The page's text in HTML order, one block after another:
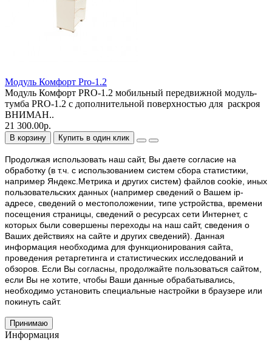
Модуль Комфорт Pro-1.2
Модуль Комфорт PRO-1.2 мобильный передвижной модуль-
тумба PRO-1.2 с дополнительной поверхностью для раскроя
ВНИМАН..
21 300.00р.
В корзину Купить в один клик
Продолжая использовать наш cайт, Вы даете согласие на
обработку (в т.ч. с использованием систем сбора статистики,
например Яндекс.Метрика и других систем) файлов cookie, иных
пользовательских данных (например сведений о Вашем ip-
адресе, сведений о местоположении, типе устройства, времени
посещения страницы, сведений о ресурсах сети Интернет, с
которых были совершены переходы на наш сайт, сведения о
Ваших действиях на сайте и других сведений). Данная
информация необходима для функционирования сайта,
проведения ретаргетинга и статистических исследований и
обзоров. Если Вы согласны, продолжайте пользоваться сайтом,
если Вы не хотите, чтобы Ваши данные обрабатывались,
необходимо установить специальные настройки в браузере или
покинуть сайт.
Принимаю
Информация